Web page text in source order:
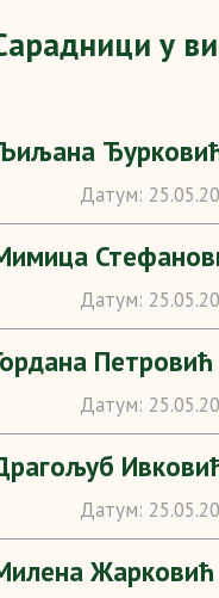
у
Датум:
Датум:
Петровић
Датум:
Датум:
Жарковић